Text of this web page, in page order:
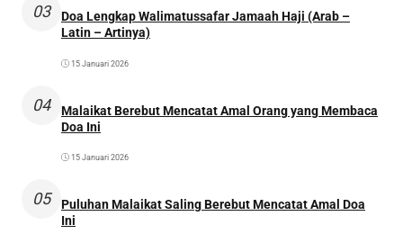
03
Doa Lengkap Walimatussafar Jamaah Haji (Arab –
Latin – Artinya)
15 Januari 2026
04
Malaikat Berebut Mencatat Amal Orang yang Membaca
Doa Ini
15 Januari 2026
05
Puluhan Malaikat Saling Berebut Mencatat Amal Doa
Ini